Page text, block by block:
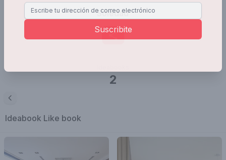
Soledad
2
Ideabook Like book
Suscribite